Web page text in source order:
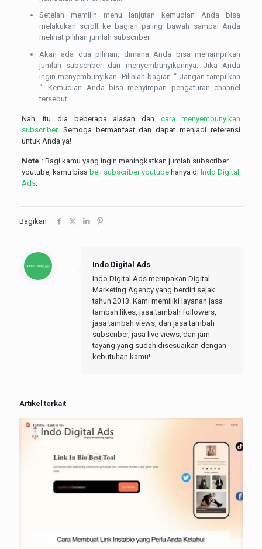
Setelah memilih menu lanjutan kemudian Anda bisa
melakukan scroll ke bagian paling bawah sampai Anda
melihat pilihan jumlah subscriber.
Akan ada dua pilihan, dimana Anda bisa menampilkan
jumlah subscriber dan menyembunyikannya. Jika Anda
ingin menyembunyikan. Pilihlah bagian “ Jangan tampilkan
“. Kemudian Anda bisa menyimpan pengaturan channel
tersebut.
Nah, itu dia beberapa alasan dan cara menyembunyikan
subscriber. Semoga bermanfaat dan dapat menjadi referensi
untuk Anda ya!
Note : Bagi kamu yang ingin meningkatkan jumlah subscriber
youtube, kamu bisa beli subscriber youtubehanya di Indo Digital
Ads.
Bagikan
Indo Digital Ads
Indo Digital Ads merupakan Digital
Marketing Agency yang berdiri sejak
tahun 2013. Kami memiliki layanan jasa
tambah likes, jasa tambah followers,
jasa tambah views, dan jasa tambah
subscriber, jasa live views, dan jam
tayang yang sudah disesuaikan dengan
kebutuhan kamu!
Artikel terkait